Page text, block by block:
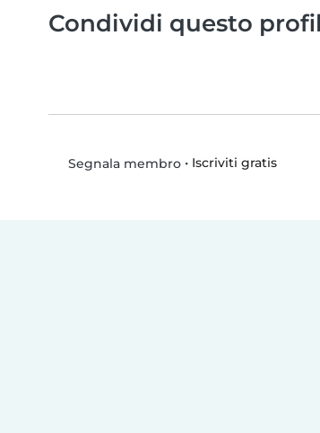
Condividi questo
Segnala membro• Iscriviti gratis